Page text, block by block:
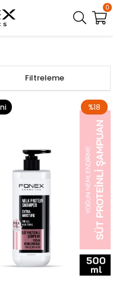
0
Filtreleme
%18